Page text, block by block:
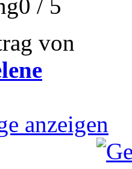
/ 5
von
anzeigen